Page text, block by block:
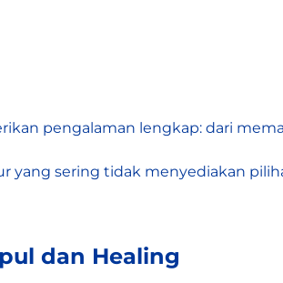
pengalaman lengkap: dari
yang sering tidak menyediakan
dan Healing